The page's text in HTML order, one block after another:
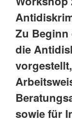
Zu
die
sowie für